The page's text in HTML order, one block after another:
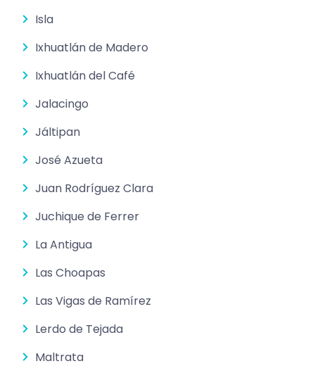
Isla
Ixhuatlán de Madero
Ixhuatlán del Café
Jalacingo
Jáltipan
José Azueta
Juan Rodríguez Clara
Juchique de Ferrer
La Antigua
Las Choapas
Las Vigas de Ramírez
Lerdo de Tejada
Maltrata